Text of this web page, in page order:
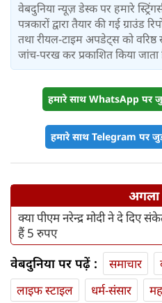
वेबदुनिया न्यूज़ डेस्क पर हमारे
पत्रकारों द्वारा तैयार की गई ग्राउंड
तथा रीयल-टाइम अपडेट्स को वरिष्ठ
जांच-परख कर प्रकाशित किया जाता
हमारे साथ WhatsApp पर
हमारे साथ Telegram पर
क्या पीएम नरेन्द्र मोदी ने दे दिए
हैं 5 रुपए
वेबदुनिया पर पढ़ें : समाचार
लाइफ स्‍टाइल
धर्म-संसार